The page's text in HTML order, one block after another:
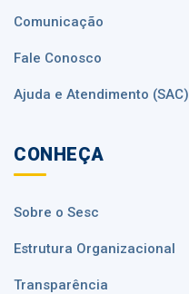
Comunicação
Fale Conosco
Ajuda e Atendimento (SAC)
CONHEÇA
Sobre o Sesc
Estrutura Organizacional
Transparência